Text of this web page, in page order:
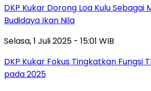
DKP Kukar Dorong Loa Kulu Sebagai
Budidaya Ikan Nila
Selasa, 1 Juli 2025 - 15:01 WIB
DKP Kukar Fokus Tingkatkan Fungsi
pada 2025